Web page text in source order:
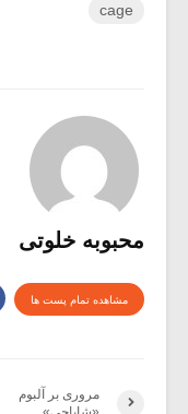
cage
محبوبه خلوتی
مشاهده تمام پست ها
مروری بر آلبوم